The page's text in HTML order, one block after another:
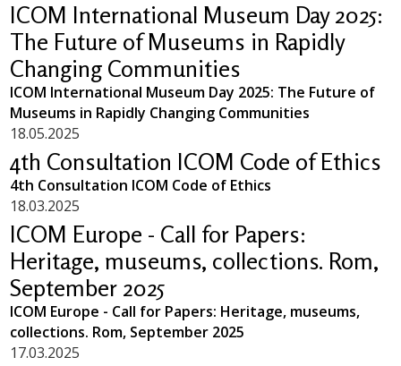
ICOM International Museum Day 2025:
The Future of Museums in Rapidly
Changing Communities
ICOM International Museum Day 2025: The Future of
Museums in Rapidly Changing Communities
18.05.2025
4th Consultation ICOM Code of Ethics
4th Consultation ICOM Code of Ethics
18.03.2025
ICOM Europe - Call for Papers:
Heritage, museums, collections. Rom,
September 2025
ICOM Europe - Call for Papers: Heritage, museums,
collections. Rom, September 2025
17.03.2025